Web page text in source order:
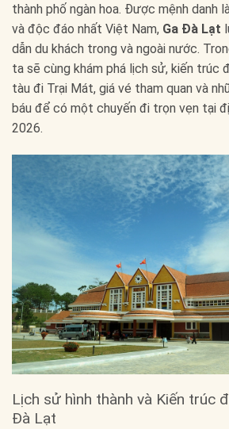
thành phố ngàn hoa. Được mệnh danh
và độc đáo nhất Việt Nam, Ga Đà Lạt
dẫn du khách trong và ngoài nước.
ta sẽ cùng khám phá lịch sử, kiến trúc
tàu đi Trại Mát, giá vé tham quan và
báu để có một chuyến đi trọn vẹn tại
2026.
Lịch sử hình thành và Kiến trúc
Đà Lạt